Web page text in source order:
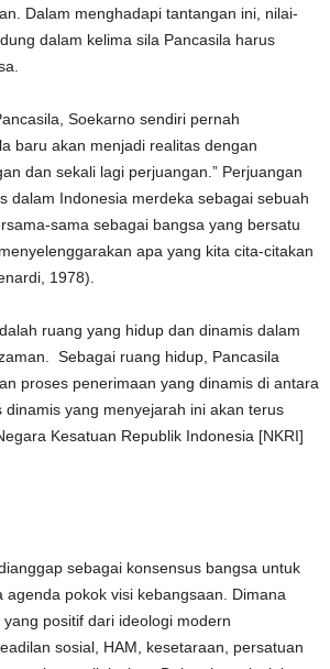
Dalam menghadapi tantangan ini, nilai-
dalam kelima sila Pancasila harus
Soekarno sendiri pernah
baru akan menjadi realitas dengan
dan sekali lagi perjuangan.” Perjuangan
dalam Indonesia merdeka sebagai sebuah
sama sebagai bangsa yang bersatu
apa yang kita cita-citakan
1978).
ruang yang hidup dan dinamis dalam
Sebagai ruang hidup, Pancasila
proses penerimaan yang dinamis di antara
dinamis yang menyejarah ini akan terus
Kesatuan Republik Indonesia [NKRI]
sebagai konsensus bangsa untuk
agenda pokok visi kebangsaan. Dimana
positif dari ideologi modern
sosial, HAM, kesetaraan, persatuan